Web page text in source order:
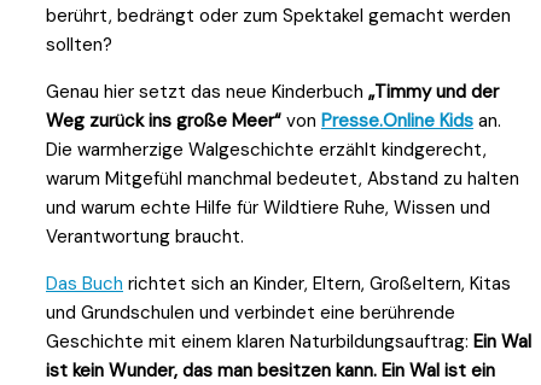
berührt, bedrängt oder zum Spektakel gemacht werden
sollten?
Genau hier setzt das neue Kinderbuch „Timmy und der
Weg zurück ins große Meer“ von Presse.Online Kids an.
Die warmherzige Walgeschichte erzählt kindgerecht,
warum Mitgefühl manchmal bedeutet, Abstand zu halten
und warum echte Hilfe für Wildtiere Ruhe, Wissen und
Verantwortung braucht.
Das Buch richtet sich an Kinder, Eltern, Großeltern, Kitas
und Grundschulen und verbindet eine berührende
Geschichte mit einem klaren Naturbildungsauftrag: Ein Wal
ist kein Wunder, das man besitzen kann. Ein Wal ist ein